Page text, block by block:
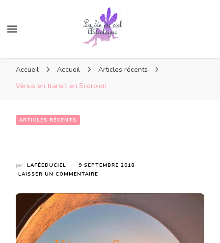
Accueil Accueil
Articles récents
Vénus en transit en Scorpion
ARTICLES RÉCENTS
par LAFÉEDUCIEL
9 SEPTEMBRE 2018
LAISSER UN COMMENTAIRE
TRANSIT